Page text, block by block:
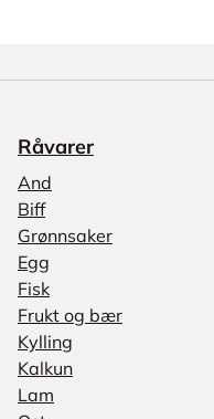
Råvarer
And
Biff
Grønnsaker
Egg
Fisk
Frukt og bær
Kylling
Kalkun
Lam